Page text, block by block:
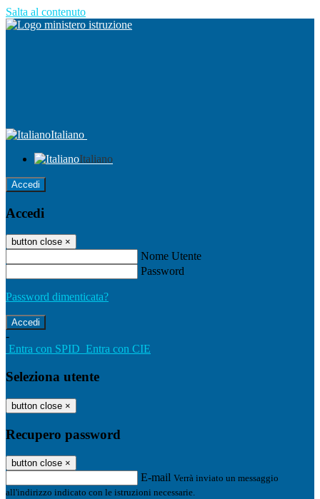
Salta al contenuto
Italiano
Italiano
Accedi
Accedi
button close ×
Nome Utente
Password
Password dimenticata?
-
Entra con SPID Entra con CIE
Seleziona utente
button close ×
Recupero password
button close ×
E-mail Verrà inviato un messaggio
all'indirizzo indicato con le istruzioni necessarie.